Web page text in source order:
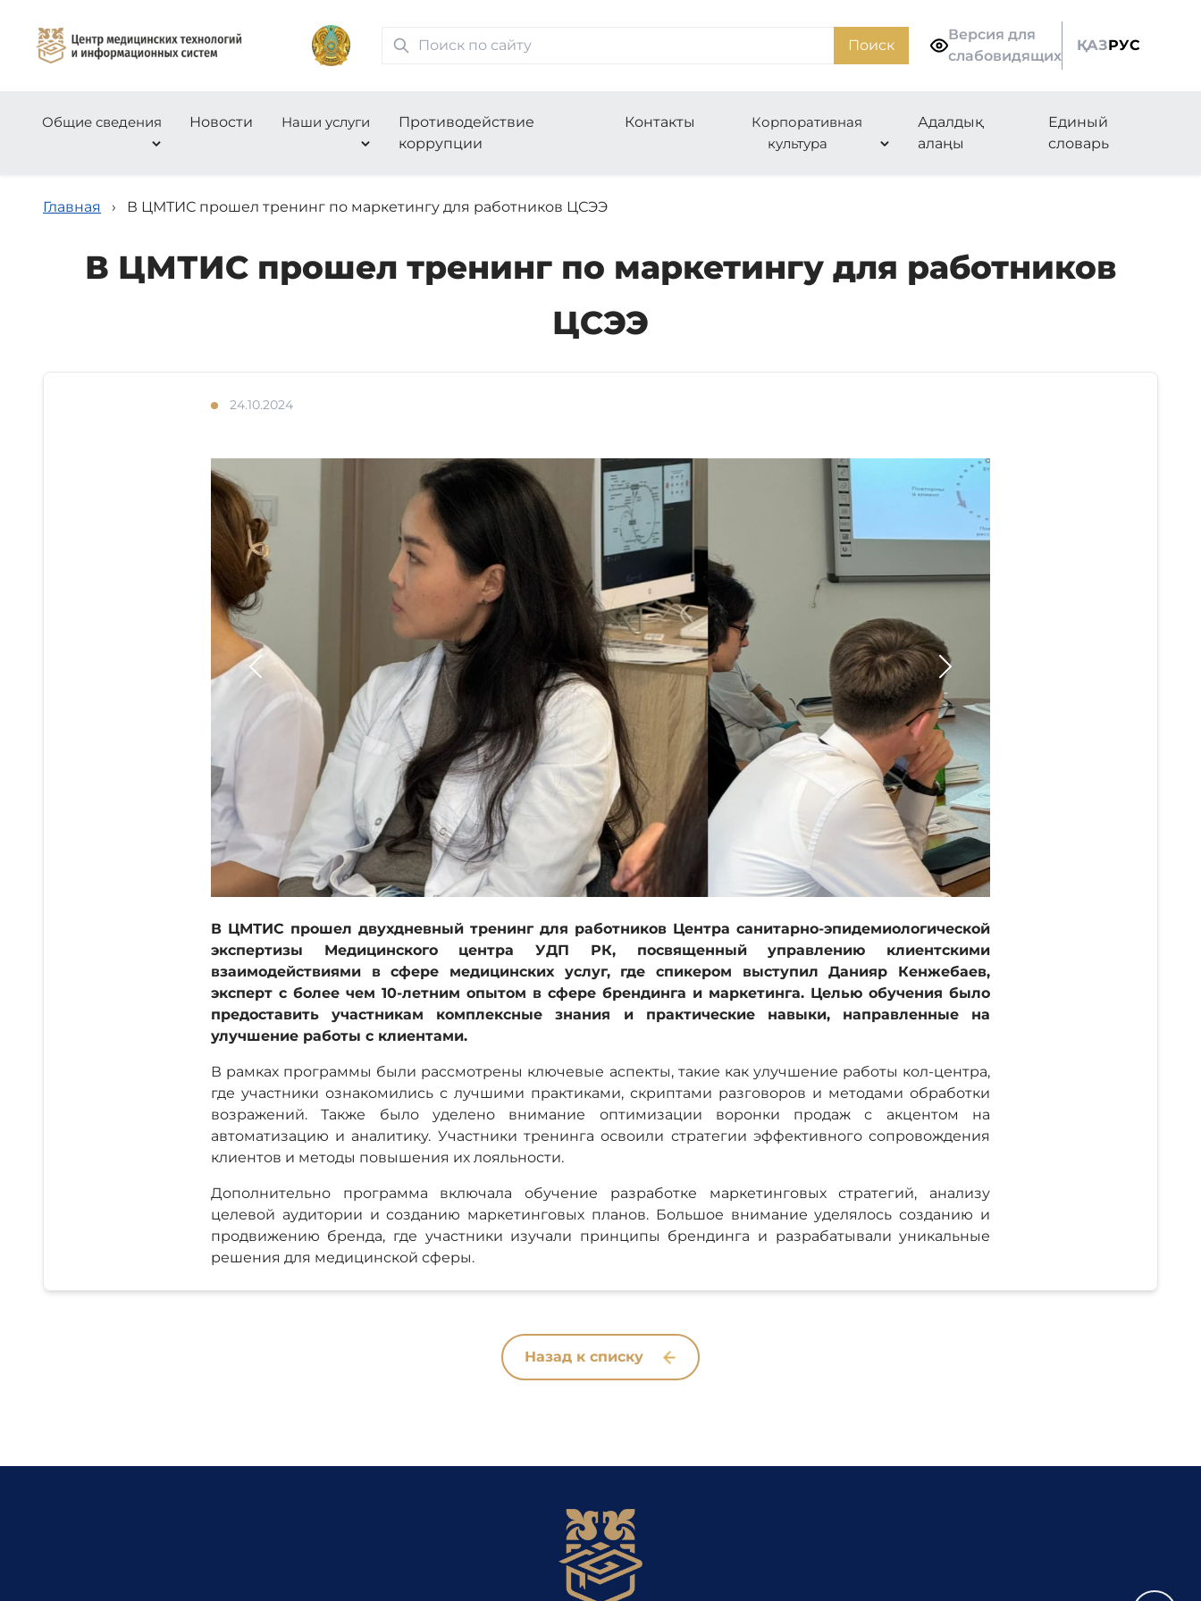
Поиск
Версия для
слабовидящих
ҚАЗРУС
Общие сведения Новости Наши услуги
Противодействие
коррупции
Контакты
Корпоративная
культура
Адалдық
алаңы
Единый
словарь
Главная › В ЦМТИС прошел тренинг по маркетингу для работников ЦСЭЭ
В ЦМТИС прошел тренинг по маркетингу для работников
ЦСЭЭ
24.10.2024
В ЦМТИС прошел двухдневный тренинг для работников Центра санитарно-эпидемиологической
экспертизы Медицинского центра УДП РК, посвященный управлению клиентскими
взаимодействиями в сфере медицинских услуг, где спикером выступил Данияр Кенжебаев,
эксперт с более чем 10-летним опытом в сфере брендинга и маркетинга. Целью обучения было
предоставить участникам комплексные знания и практические навыки, направленные на
улучшение работы с клиентами.
В рамках программы были рассмотрены ключевые аспекты, такие как улучшение работы кол-центра,
где участники ознакомились с лучшими практиками, скриптами разговоров и методами обработки
возражений. Также было уделено внимание оптимизации воронки продаж с акцентом на
автоматизацию и аналитику. Участники тренинга освоили стратегии эффективного сопровождения
клиентов и методы повышения их лояльности.
Дополнительно программа включала обучение разработке маркетинговых стратегий, анализу
целевой аудитории и созданию маркетинговых планов. Большое внимание уделялось созданию и
продвижению бренда, где участники изучали принципы брендинга и разрабатывали уникальные
решения для медицинской сферы.
Назад к списку